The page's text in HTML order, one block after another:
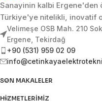
Sanayinin kalbi Ergene'den
Türkiye'ye nitelikli, inovatif
Velimeşe OSB Mah. 210
Ergene, Tekirdağ
+90 (531) 959 02 09
SON MAKALELER
HIZMETLERIMIZ